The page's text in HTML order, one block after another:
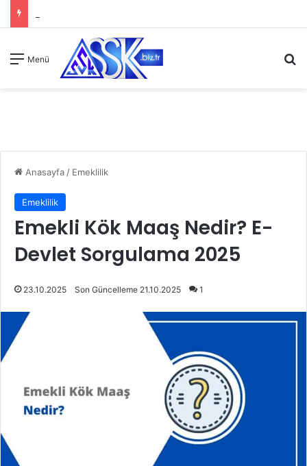
Menü
Anasayfa / Emeklilik
Emeklilik
Emekli Kök Maaş Nedir? E-
Devlet Sorgulama 2025
23.10.2025 Son Güncelleme 21.10.2025 1